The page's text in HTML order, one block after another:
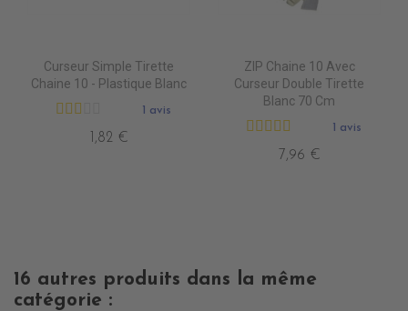
Curseur Simple Tirette
Chaine 10 - Plastique Blanc
1 avis
1,82 €
ZIP Chaine 10 Avec
Curseur Double Tirette
Blanc 70 Cm
1 avis
7,96 €
16 autres produits dans la même
catégorie :